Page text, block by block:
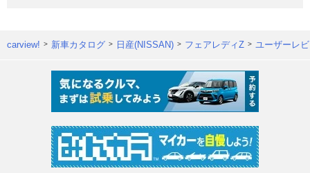
carview! 新車カタログ 日産(NISSAN) フェアレディZ ユーザーレ